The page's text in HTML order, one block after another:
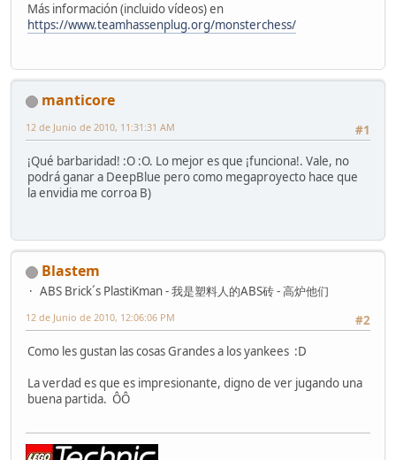
Más información (incluido vídeos) en
https://www.teamhassenplug.org/monsterchess/
manticore
#1
12 de Junio de 2010, 11:31:31 AM
¡Qué barbaridad! :O :O. Lo mejor es que ¡funciona!. Vale, no
podrá ganar a DeepBlue pero como megaproyecto hace que
la envidia me corroa B)
Blastem
ABS Brick´s PlastiKman - 我是塑料人的ABS砖 - 高炉他们
#2
12 de Junio de 2010, 12:06:06 PM
Como les gustan las cosas Grandes a los yankees :D
La verdad es que es impresionante, digno de ver jugando una
buena partida. ÔÔ